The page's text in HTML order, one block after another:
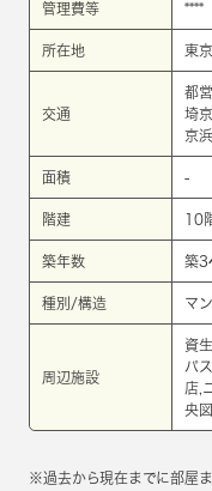
管理費等 ****
所在地 東
交通
都
埼
京
面積 -
階建 10
築年数 築
種別/構造 マ
周辺施設
資
パ
店,
央
※過去から現在までに部屋